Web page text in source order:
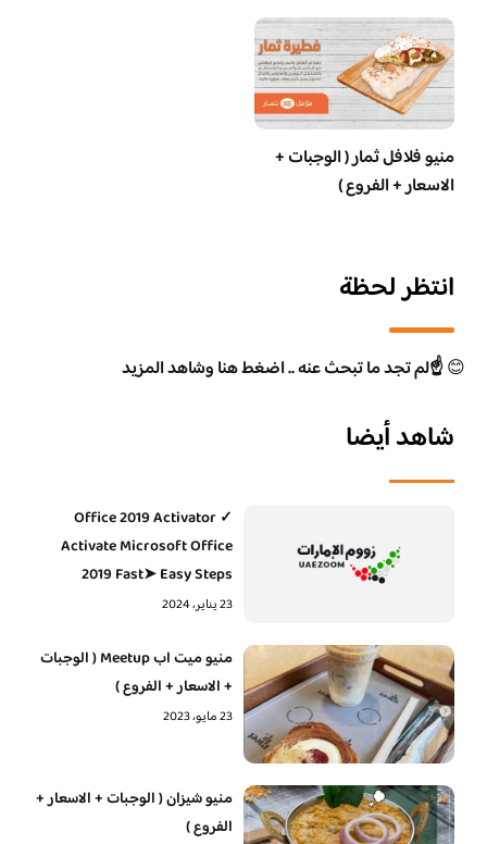
منيو فلافل ثمار ( الوجبات +
الاسعار + الفروع )
انتظر لحظة
😊☝️لم تجد ما تبحث عنه .. اضغط هنا وشاهد المزيد
شاهد أيضا
Office 2019 Activator ✓
Activate Microsoft Office
2019 Fast➤ Easy Steps
23 يناير، 2024
منيو ميت اب Meetup ( الوجبات
+ الاسعار + الفروع )
23 مايو، 2023
منيو شيزان ( الوجبات + الاسعار +
الفروع )